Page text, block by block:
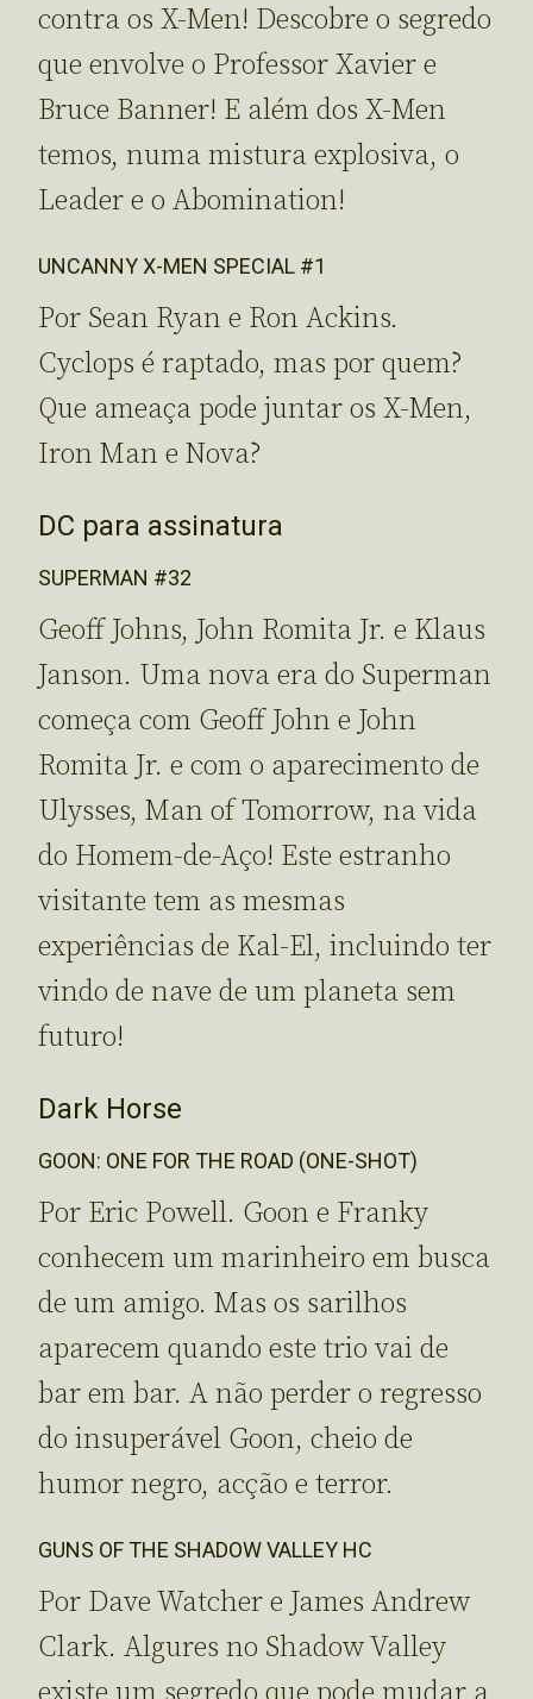
contra os X-Men! Descobre o segredo
que envolve o Professor Xavier e
Bruce Banner! E além dos X-Men
temos, numa mistura explosiva, o
Leader e o Abomination!
UNCANNY X-MEN SPECIAL #1
Por Sean Ryan e Ron Ackins.
Cyclops é raptado, mas por quem?
Que ameaça pode juntar os X-Men,
Iron Man e Nova?
DC para assinatura
SUPERMAN #32
Geoff Johns, John Romita Jr. e Klaus
Janson. Uma nova era do Superman
começa com Geoff John e John
Romita Jr. e com o aparecimento de
Ulysses, Man of Tomorrow, na vida
do Homem-de-Aço! Este estranho
visitante tem as mesmas
experiências de Kal-El, incluindo ter
vindo de nave de um planeta sem
futuro!
Dark Horse
GOON: ONE FOR THE ROAD (ONE-SHOT)
Por Eric Powell. Goon e Franky
conhecem um marinheiro em busca
de um amigo. Mas os sarilhos
aparecem quando este trio vai de
bar em bar. A não perder o regresso
do insuperável Goon, cheio de
humor negro, acção e terror.
GUNS OF THE SHADOW VALLEY HC
Por Dave Watcher e James Andrew
Clark. Algures no Shadow Valley